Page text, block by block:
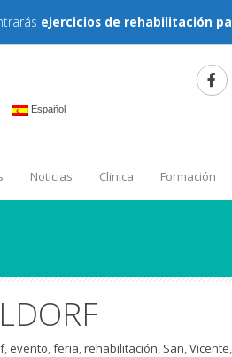
ejercicios de rehabilitación
Español
Noticias Clinica Formación
, evento,feria,rehabilitación, San,Vicente,